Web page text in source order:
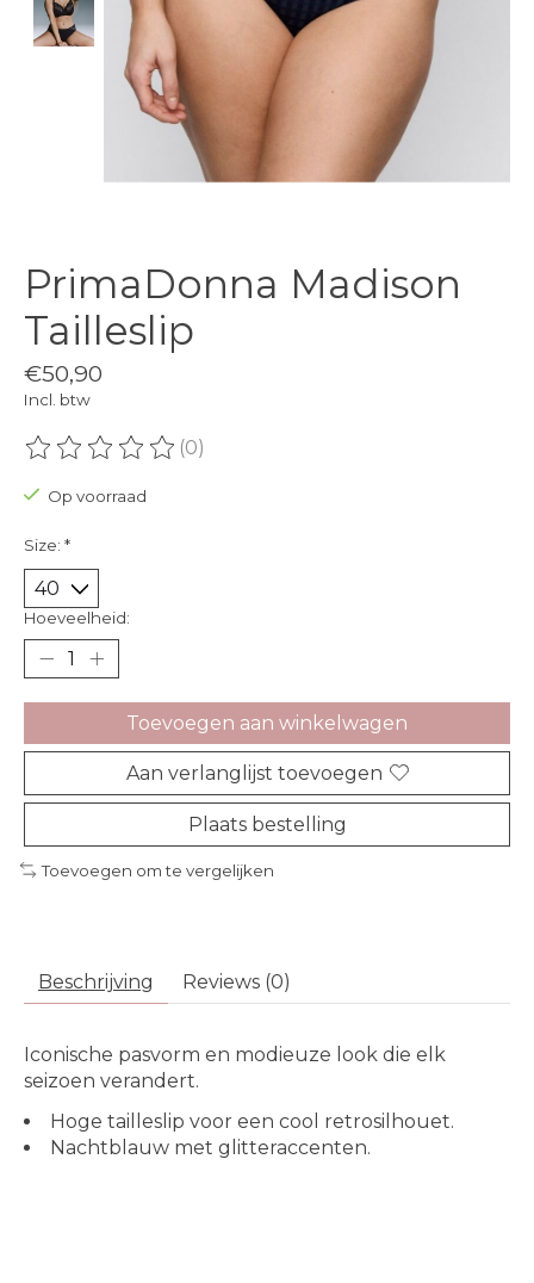
PrimaDonna Madison
Tailleslip
€50,90
Incl. btw
De beoordeling van dit product is
(0)
Op voorraad
Size: *
Hoeveelheid:
Toevoegen aan winkelwagen
Aan verlanglijst toevoegen
Plaats bestelling
Toevoegen om te vergelijken
Beschrijving Reviews (0)
Iconische pasvorm en modieuze look die elk
seizoen verandert.
Hoge tailleslip voor een cool retrosilhouet.
Nachtblauw met glitteraccenten.